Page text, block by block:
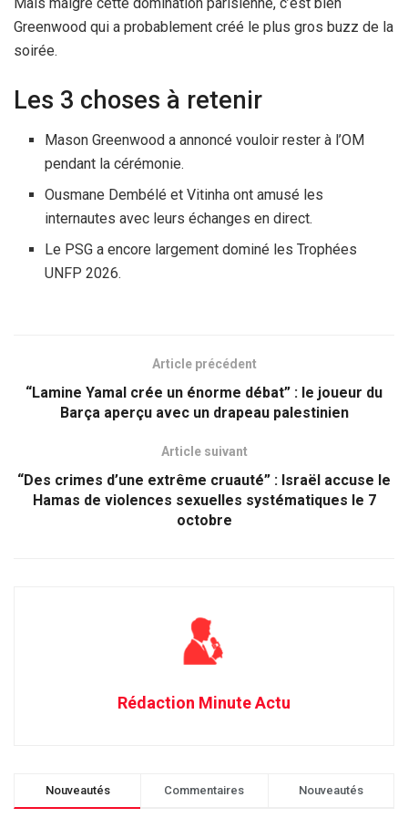
Greenwood qui a probablement créé le plus gros buzz de la
soirée.
Les 3 choses à retenir
Mason Greenwood a annoncé vouloir rester à l’OM
pendant la cérémonie.
Ousmane Dembélé et Vitinha ont amusé les
internautes avec leurs échanges en direct.
Le PSG a encore largement dominé les Trophées
UNFP 2026.
Article précédent
“Lamine Yamal crée un énorme débat” : le joueur du
Barça aperçu avec un drapeau palestinien
Article suivant
“Des crimes d’une extrême cruauté” : Israël accuse le
Hamas de violences sexuelles systématiques le 7
octobre
Rédaction Minute Actu
Nouveautés Commentaires Nouveautés